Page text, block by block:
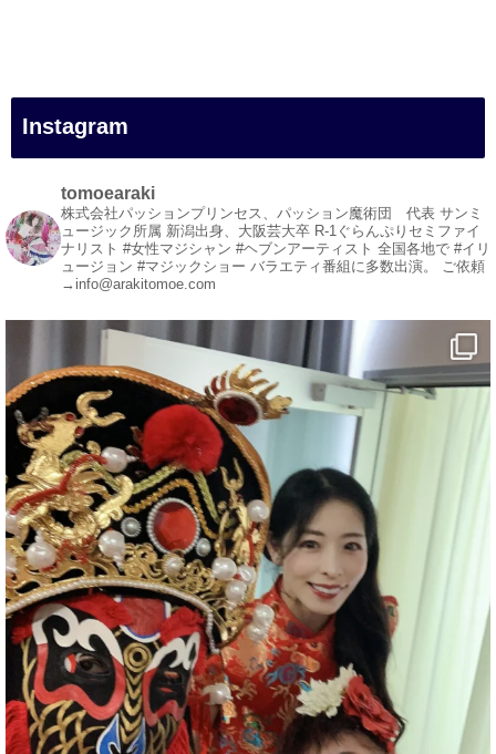
#白浜町
#変面ショー
#イベント
#宴会
#余興
1 5 X
マジシャン派遣 パッションプリンセス【公式】
@comedy_illusion · 7 Aug
お疲れ様です
YouTubeを更新しました
https://youtu.be/9sHKhUQBmUE @YouTube
#企業公式がお疲れ様を言い合う
#チャンネル登録おねがいします
#愛媛県
#新居浜市
#マイントピア別子
#泉寿亭
#有形文化財
#四国
#愛媛観光
#旅行
Instagram
tomoearaki
株式会社パッションプリンセス、パッション魔術団 代表 サンミ
ュージック所属 新潟出身、大阪芸大卒 R-1ぐらんぷりセミファイ
ナリスト #女性マジシャン #ヘブンアーティスト 全国各地で #イリ
ュージョン #マジックショー バラエティ番組に多数出演。 ご依頼
→info@arakitomoe.com